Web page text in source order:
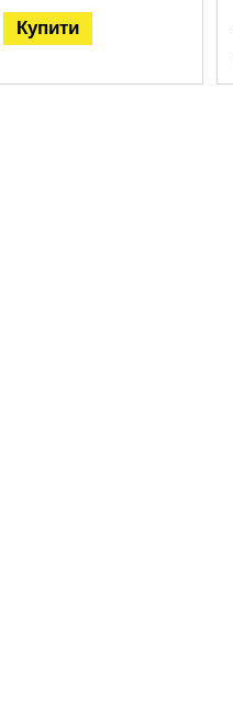
Купити